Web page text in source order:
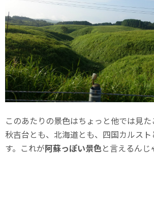
このあたりの景色はちょっと他では見た
秋吉台とも、北海道とも、四国カルス
す。これが阿蘇っぽい景色と言えるんじ